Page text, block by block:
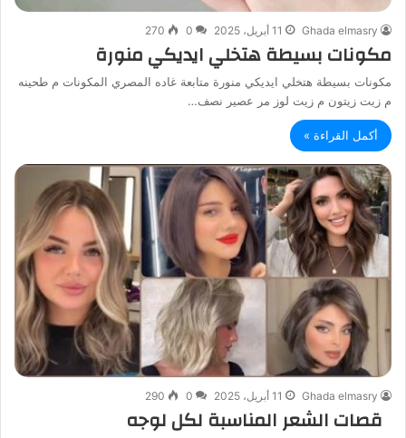
Ghada elmasry 11 أبريل، 2025 0
270
مكونات بسيطة هتخلي ايديكي منورة
مكونات بسيطة هتخلي ايديكي منورة متابعة غاده المصري المكونات م طحينه
م زيت زيتون م زيت لوز مر عصير نصف…
أكمل القراءة »
Ghada elmasry 11 أبريل، 2025 0
290
قصات الشعر المناسبة لكل لوجه